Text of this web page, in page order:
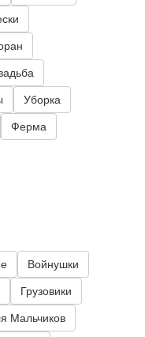
Уборка
Ферма
Войнушки
Грузовики
Мальчиков